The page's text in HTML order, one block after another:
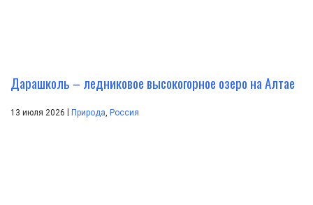
Дарашколь – ледниковое высокогорное озеро на Алтае
13 июля 2026 Природа, Россия